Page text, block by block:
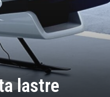
lastre